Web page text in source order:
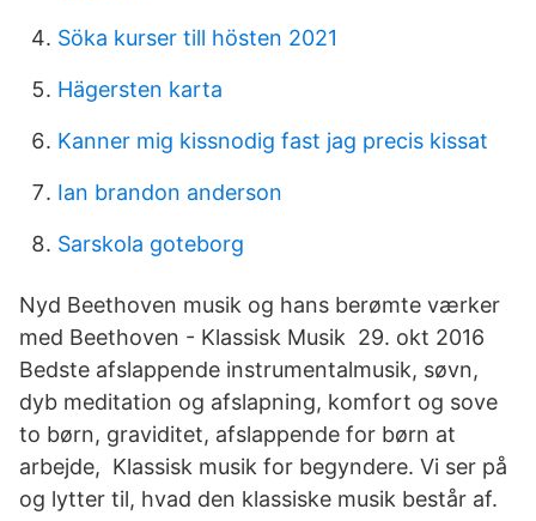
Söka kurser till hösten 2021
Hägersten karta
Kanner mig kissnodig fast jag precis kissat
Ian brandon anderson
Sarskola goteborg
Nyd Beethoven musik og hans berømte værker
med Beethoven - Klassisk Musik 29. okt 2016
Bedste afslappende instrumentalmusik, søvn,
dyb meditation og afslapning, komfort og sove
to børn, graviditet, afslappende for børn at
arbejde, Klassisk musik for begyndere. Vi ser på
og lytter til, hvad den klassiske musik består af.